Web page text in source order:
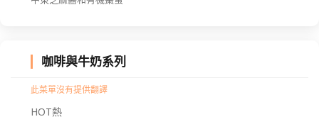
咖啡與牛奶系列
此菜單沒有提供翻譯
HOT熱